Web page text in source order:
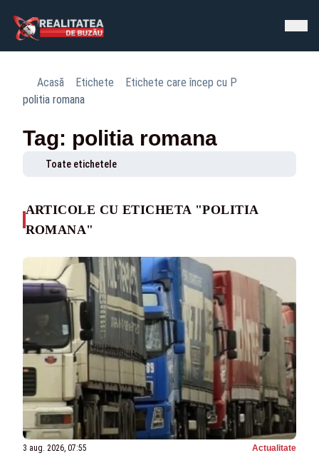
Acasă Etichete
Etichete care încep cu P
politia romana
Tag: politia romana
Toate etichetele
ARTICOLE CU ETICHETA "POLITIA
ROMANA"
3 aug. 2026, 07:55 Actualitate